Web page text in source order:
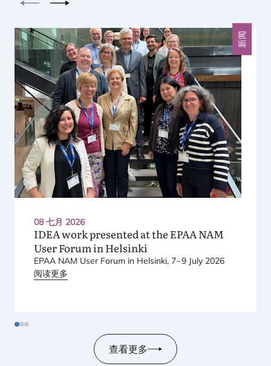
上一个 下一个
08 七月 2026
新闻
IDEAwork presented at the EPAA NAM
User Forum in Helsinki
EPAA NAM User Forum in Helsinki, 7–9 July 2026
阅读更多
查看更多